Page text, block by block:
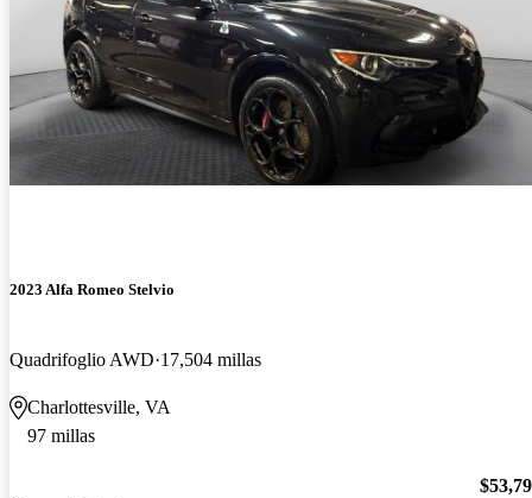
2023 Alfa Romeo Stelvio
Quadrifoglio AWD 17,504 millas
Charlottesville, VA
97 millas